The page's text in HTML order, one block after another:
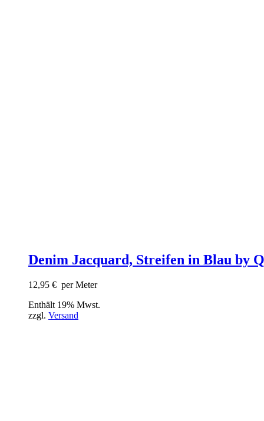
Denim Jacquard, Streifen in Blau by
12,95 € per Meter
Enthält 19% Mwst.
zzgl. Versand